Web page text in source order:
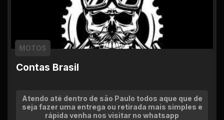
Contas Brasil
MOTOS
Atendo até dentro de são Paulo todos aque que de
seja fazer uma entrega ou retirada mais simples e
rápida venha nos visitar no whatsapp